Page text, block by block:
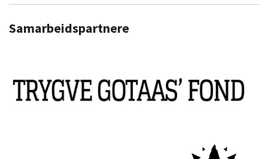
Samarbeidspartnere